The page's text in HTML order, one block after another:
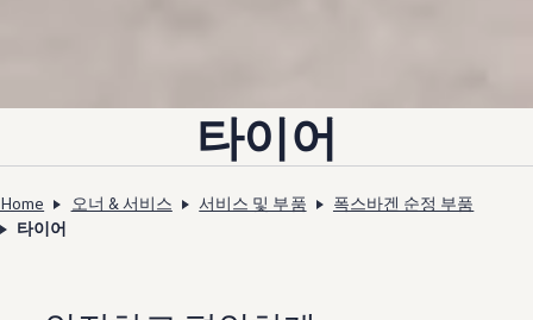
타이어
Home 오너 & 서비스 서비스 및 부품
폭스바겐 순정 부품
타이어